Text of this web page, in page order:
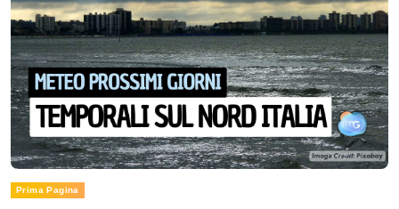
Prima Pagina